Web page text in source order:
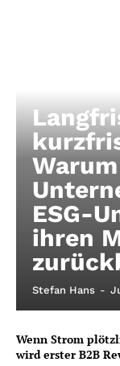
ESG-
ihren
Stefan Hans -
Wenn Strom
wird erster B2B